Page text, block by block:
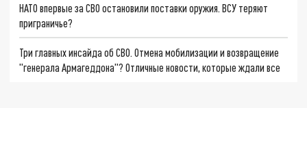
НАТО впервые за СВО остановили поставки оружия. ВСУ теряют
приграничье?
Три главных инсайда об СВО. Отмена мобилизации и возвращение
"генерала Армагеддона"? Отличные новости, которые ждали все